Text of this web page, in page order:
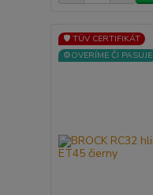
🛡️ TÜV CERTIFIKÁT
⚙️OVERÍME ČI PASUJE